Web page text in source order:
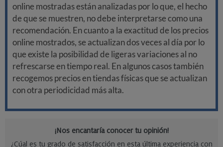
online mostradas están analizadas por lo que, el hecho
de que se muestren, no debe interpretarse como una
recomendación. En cuanto a la exactitud de los precios
online mostrados, se actualizan dos veces al día por lo
que existe la posibilidad de ligeras variaciones al no
refrescarse en tiempo real. En algunos casos también
recogemos precios en tiendas físicas que se actualizan
con otra periodicidad más alta.